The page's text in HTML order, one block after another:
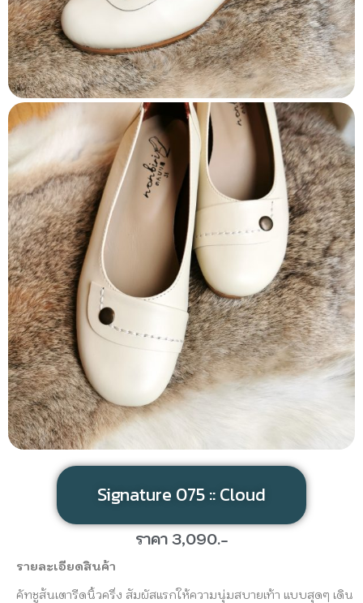
Signature 075 :: Cloud
ราคา 3,090.-
รายละเอียดสินค้า
คัทชูส้นเตารีดนิ้วครึ่ง สัมผัสแรกให้ความนุ่มสบายเท้า แบบสุดๆ เดิน